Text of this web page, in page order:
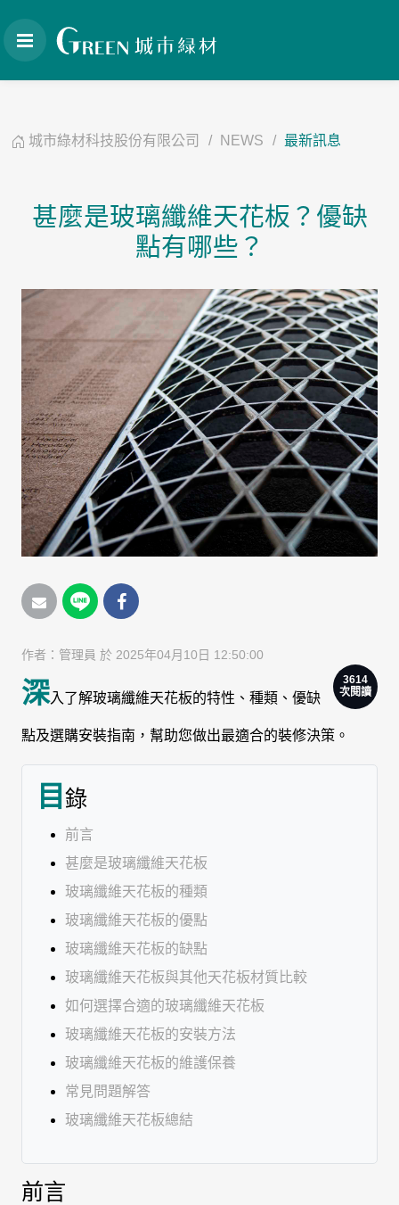
城市綠材科技股份有限公司 NEWS 最新訊息
甚麼是玻璃纖維天花板？優缺
點有哪些？
作者： 管理員 於 2025年04月10日 12:50:00
3614
次閱讀
深入了解玻璃纖維天花板的特性、種類、優缺
點及選購安裝指南，幫助您做出最適合的裝修決策。
目 錄
前言
甚麼是玻璃纖維天花板
玻璃纖維天花板的種類
玻璃纖維天花板的優點
玻璃纖維天花板的缺點
玻璃纖維天花板與其他天花板材質比較
如何選擇合適的玻璃纖維天花板
玻璃纖維天花板的安裝方法
玻璃纖維天花板的維護保養
常見問題解答
玻璃纖維天花板總結
前言